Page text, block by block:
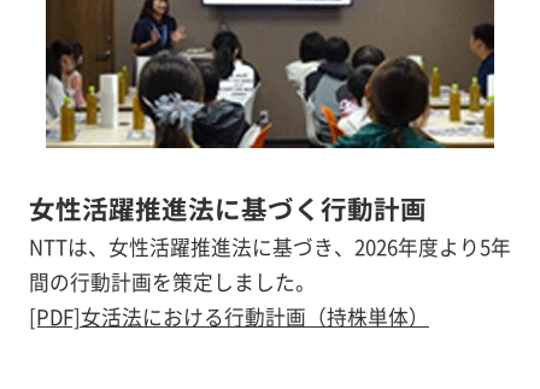
女性活躍推進法に基づく行動計画
NTTは、女性活躍推進法に基づき、2026年度より5年
間の行動計画を策定しました。
[PDF]女活法における行動計画（持株単体）